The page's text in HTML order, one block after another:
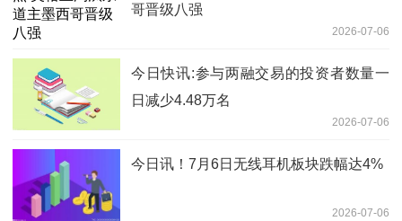
哥晋级八强
2026-07-06
今日快讯:参与两融交易的投资者数量一
日减少4.48万名
2026-07-06
今日讯！7月6日无线耳机板块跌幅达4%
2026-07-06